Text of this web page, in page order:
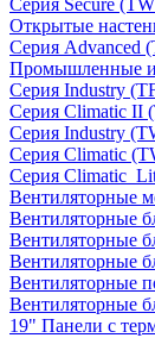
Серия Secure
Открытые
Серия Advanced
Промышленные
Серия Industry
Серия Climatic II
Серия Industry
Серия Climatic
Серия
Вентиляторные
Вентиляторные
Вентиляторные
Вентиляторные
Вентиляторные
Вентиляторные
19" Панели с